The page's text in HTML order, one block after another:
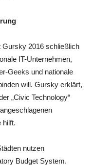
Gursky 2016 schließlich
IT-Unternehmen,
Geeks und nationale
will. Gursky erklärt,
„Civic Technology“
hilft.
nutzen
Budget System.